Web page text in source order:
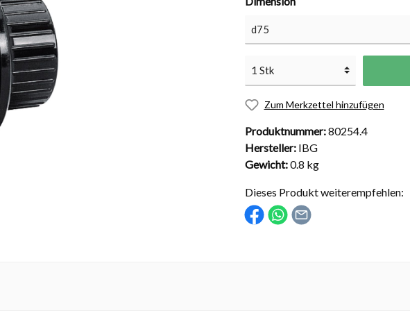
Installationsmaterial
Kugelhähne
Abdeckungen
Solarabdeckungen
Rollabdeckungen
Schachtabdeckungen
Zum Merkzettel hinzufügen
Produktnummer:80254.4
Hersteller: IBG
Gewicht:0.8 kg
Dieses Produkt weiterempfehlen: